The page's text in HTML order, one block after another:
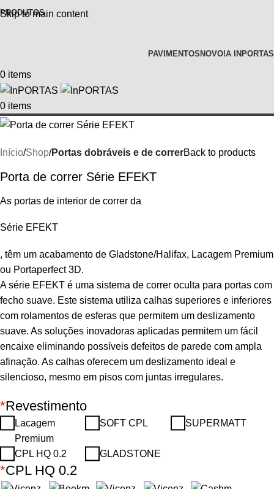
Skip to main content
PRODUTOS
PAVIMENTOS NOVO!A INPORTAS
0 items
0 items
Início Shop Portas dobráveis e de correrBack to products
Porta de correr Série EFEKT
As portas de interior de correr da
Série EFEKT
, têm um acabamento de Gladstone/Halifax, Lacagem Premium
ou Portaperfect 3D.
A série EFEKT é uma sistema de correr oculta para portas com
fecho suave. Este sistema utiliza calhas superiores e inferiores
com rolamentos de esferas que permitem um deslizamento
suave. As soluções inovadoras aplicadas permitem um fácil
encaixe eliminando possíveis defeitos de parede com ampla
afinação. As calhas oferecem um deslizamento ideal e
silencioso, mesmo em pisos com juntas irregulares.
*Revestimento
Lacagem
Premium
SOFT CPL SUPERMATT
CPL HQ 0.2 GLADSTONE
*CPL HQ 0.2